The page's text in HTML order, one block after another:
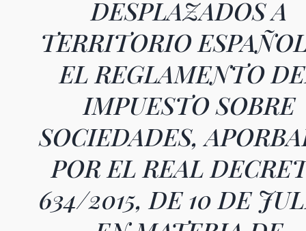
DESPLAZADOS A
TERRITORIO
EL REGLAMENTO
IMPUESTO SOBRE
SOCIEDADES,
POR EL REAL
634/2015, DE 10 DE